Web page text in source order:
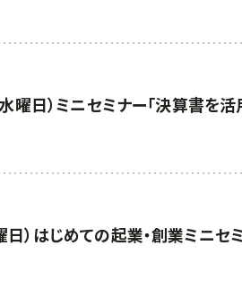
曜日）ミニセミナー「決算書を
日）はじめての起業・創業ミニセ